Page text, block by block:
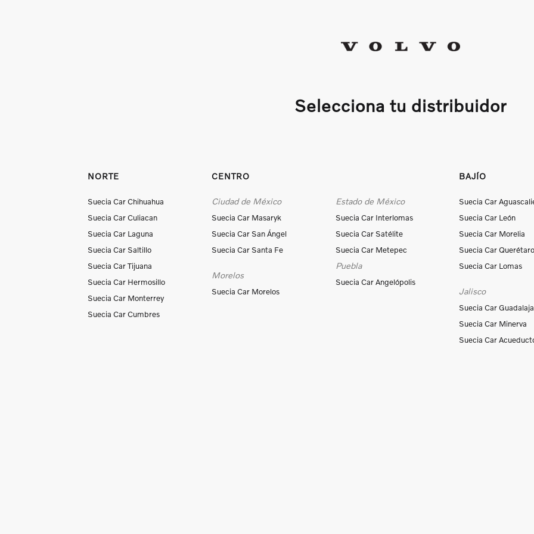
Selecciona tu distribuidor
NORTE
Suecia Car Chihuahua
Suecia Car Culiacan
Suecia Car Laguna
Suecia Car Saltillo
Suecia Car Tijuana
Suecia Car Hermosillo
Suecia Car Monterrey
Suecia Car Cumbres
CENTRO
Ciudad de México
Suecia Car Masaryk
Suecia Car San Ángel
Suecia Car Santa Fe
Morelos
Suecia Car Morelos
Estado de México
Suecia Car Interlomas
Suecia Car Satélite
Suecia Car Metepec
Puebla
Suecia Car Angelópolis
BAJÍO
Suecia Car
Suecia Car León
Suecia Car Morelia
Suecia Car
Suecia Car Lomas
Jalisco
Suecia Car
Suecia Car Minerva
Suecia Car